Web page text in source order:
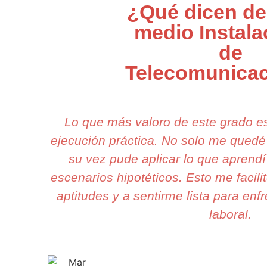
¿Qué dicen
medio
de
Lo que más valoro de este grado
ejecución práctica. No solo me
su vez pude aplicar lo que
escenarios hipotéticos. Esto me
aptitudes y a sentirme lista para
laboral.